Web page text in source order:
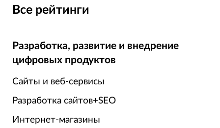
Все рейтинги
Разработка, развитие и внедрение
цифровых продуктов
Сайты и веб-сервисы
Разработка сайтов+SEO
Интернет-магазины